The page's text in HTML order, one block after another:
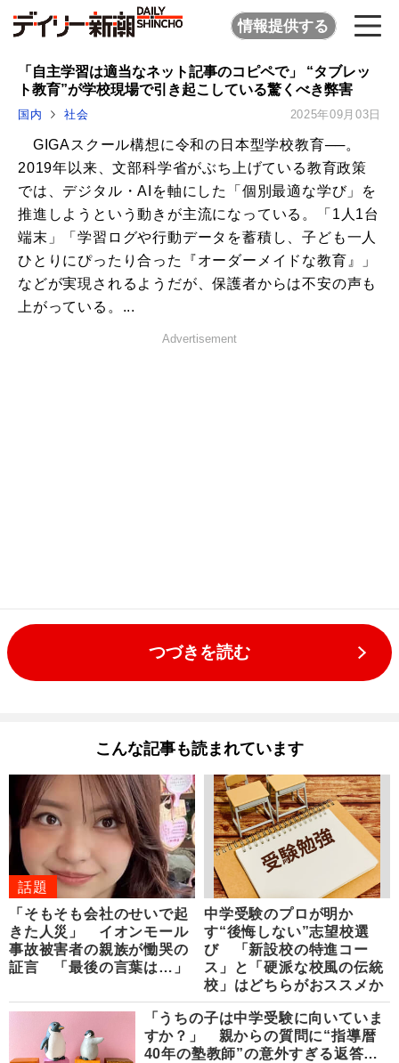
情報提供する
「自主学習は適当なネット記事のコピペで」 “タブレッ
ト教育”が学校現場で引き起こしている驚くべき弊害
国内 社会 2025年09月03日
GIGAスクール構想に令和の日本型学校教育──。
2019年以来、文部科学省がぶち上げている教育政策
では、デジタル・AIを軸にした「個別最適な学び」を
推進しようという動きが主流になっている。「1人1台
端末」「学習ログや行動データを蓄積し、子ども一人
ひとりにぴったり合った『オーダーメイドな教育』」
などが実現されるようだが、保護者からは不安の声も
上がっている。...
Advertisement
つづきを読む
こんな記事も読まれています
話題
「そもそも会社のせいで起
きた人災」 イオンモール
事故被害者の親族が慟哭の
証言 「最後の言葉は…」
中学受験のプロが明か
す“後悔しない”志望校選
び 「新設校の特進コー
ス」と「硬派な校風の伝統
校」はどちらがおススメか
「うちの子は中学受験に向いていま
すか？」 親からの質問に“指導暦
40年の塾教師”の意外すぎる返答…